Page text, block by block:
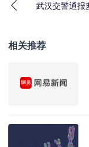
武汉交警通报
相关推荐